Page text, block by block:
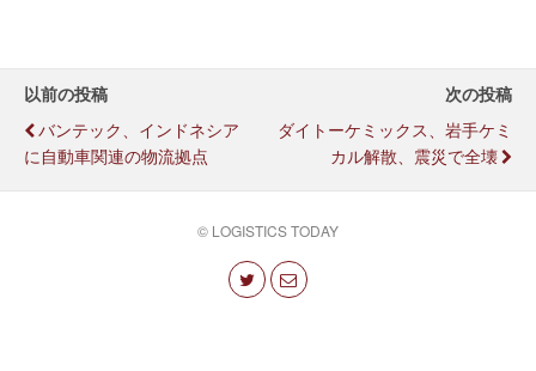
以前の投稿
バンテック、インドネシア
に自動車関連の物流拠点
次の投稿
ダイトーケミックス、岩手ケミ
カル解散、震災で全壊
© LOGISTICS TODAY